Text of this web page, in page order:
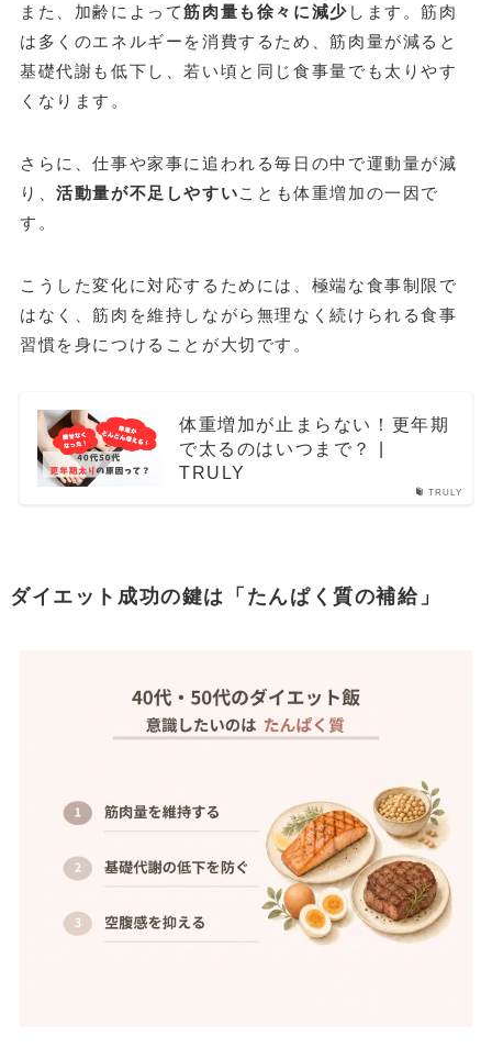
また、加齢によって筋肉量も徐々に減少 します。筋肉
は多くのエネルギーを消費するため、筋肉量が減ると
基礎代謝も低下し、若い頃と同じ食事量でも太りやす
くなります。
さらに、仕事や家事に追われる毎日の中で運動量が減
り、活動量が不足しやすいことも体重増加の一因で
す。
こうした変化に対応するためには、極端な食事制限で
はなく、筋肉を維持しながら無理なく続けられる食事
習慣を身につけることが大切です。
TRULY
体重増加が止まらない！更年期
で太るのはいつまで？ |
TRULY
ダイエット成功の鍵は「たんぱく質の補給」